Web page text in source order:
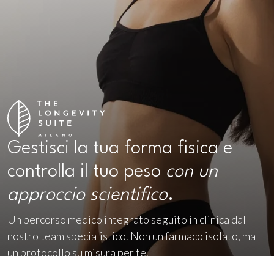
Gestisci la tua forma fisica e
controlla il tuo peso con un
approccio scientifico.
Un percorso medico integrato seguito in clinica dal
nostro team specialistico. Non un farmaco isolato, ma
un protocollo su misura per te.